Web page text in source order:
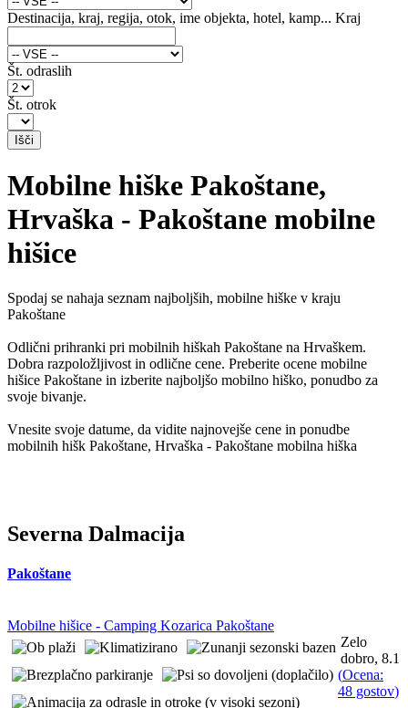
Destinacija, kraj, regija, otok, ime objekta, hotel, kamp... Kraj
Št. odraslih
Št. otrok
Mobilne hiške Pakoštane,
Hrvaška - Pakoštane mobilne
hišice
Spodaj se nahaja seznam najboljših, mobilne hiške v kraju
Pakoštane
Odlični prihranki pri mobilnih hiškah Pakoštane na Hrvaškem.
Dobra razpoložljivost in odlične cene. Preberite ocene mobilne
hišice Pakoštane in izberite najboljšo mobilno hiško, ponudbo za
svoje bivanje.
Vnesite svoje datume, da vidite najnovejše cene in ponudbe
mobilnih hišk Pakoštane, Hrvaška - Pakoštane mobilna hiška
Severna Dalmacija
Pakoštane
Mobilne hišice - Camping Kozarica Pakoštane
Zelo
dobro, 8.1
(Ocena:
48 gostov)